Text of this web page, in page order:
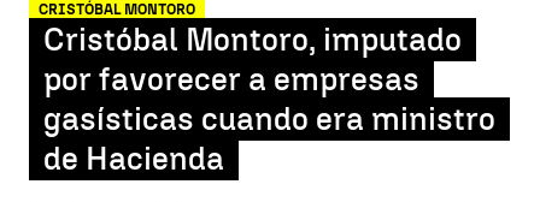
CRISTÓBAL MONTORO
Cristóbal Montoro, imputado
por favorecer a empresas
gasísticas cuando era ministro
de Hacienda